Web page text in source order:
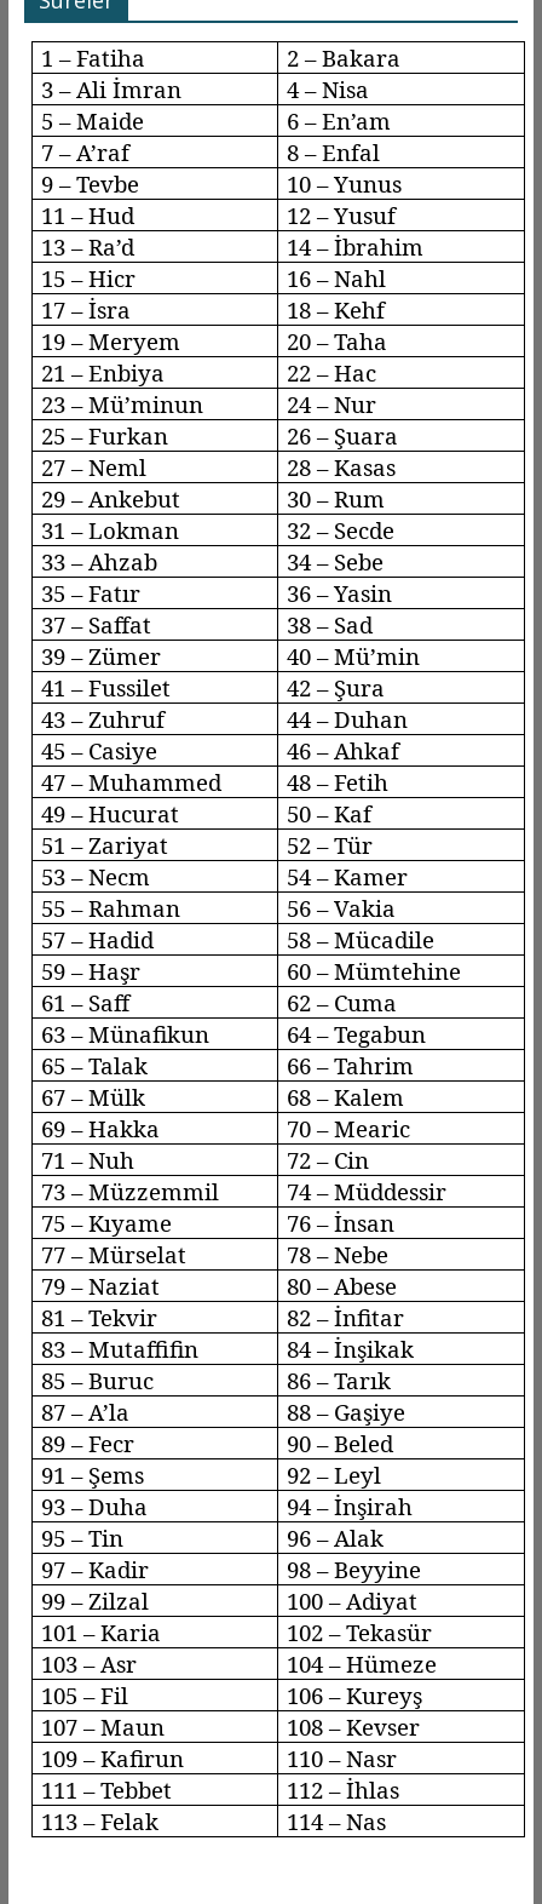
1 – Fatiha
2 – Bakara
3 – Ali İmran
4 – Nisa
5 – Maide
6 –En’am
7 – A’raf 8 –Enfal
9 –Tevbe
10 – Yunus
11 – Hud
12 – Yusuf
13 –Ra’d
14 – İbrahim
15 –Hicr 16 –Nahl
17 –İsra 18 –Kehf
19 – Meryem
20 – Taha
21 – Enbiya
22 – Hac
23 –Mü’minun
24 – Nur
25 – Furkan
26 – Şuara
27 –Neml 28 –Kasas
29 – Ankebut
30 – Rum
31 – Lokman
32 – Secde
33 – Ahzab 34 – Sebe
35 –Fatır
36 – Yasin
37 – Saffat
38 – Sad
39 – Zümer 40 –Mü’min
41 –Fussilet
42 – Şura
43 – Zuhruf 44 –Duhan
45 – Casiye 46 – Ahkaf
47 – Muhammed
48 – Fetih
49 –Hucurat
50 – Kaf
51 – Zariyat
52 – Tür
53 –Necm
54 – Kamer
55 – Rahman
56 –Vakia
57 –Hadid 58 –Mücadile
59 –Haşr 60 –Mümtehine
61 – Saff
62 – Cuma
63 –Münafikun 64 –Tegabun
65 – Talak
66 –Tahrim
67 – Mülk
68 – Kalem
69 – Hakka
70 –Mearic
71 – Nuh
72 – Cin
73 –Müzzemmil 74 –Müddessir
75 –Kıyame
76 – İnsan
77 –Mürselat 78 –Nebe
79 –Naziat
80 – Abese
81 –Tekvir 82 –İnfitar
83 –Mutaffifin 84 –İnşikak
85 –Buruc
86 – Tarık
87 – A’la 88 – Gaşiye
89 –Fecr 90 –Beled
91 – Şems
92 –Leyl
93 –Duha
94 – İnşirah
95 – Tin
96 – Alak
97 – Kadir
98 –Beyyine
99 – Zilzal 100 – Adiyat
101 – Karia
102 –Tekasür
103 – Asr 104 –Hümeze
105 – Fil
106 –Kureyş
107 – Maun
108 – Kevser
109 –Kafirun 110 –Nasr
111 –Tebbet
112 – İhlas
113 –Felak 114 – Nas